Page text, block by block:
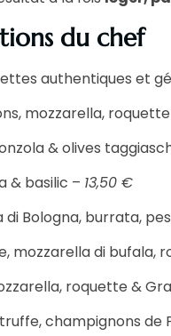
du chef
authentiques et
mozzarella,
& olives
& basilic – 13,50 €
Bologna, burrata,
mozzarella di bufala,
roquette &
champignons de